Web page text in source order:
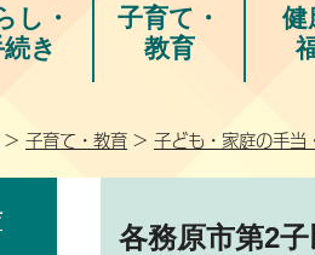
し・
き
子育て・
教育
健
> 子育て・教育 > 子ども・家庭の手当
各務原市第2